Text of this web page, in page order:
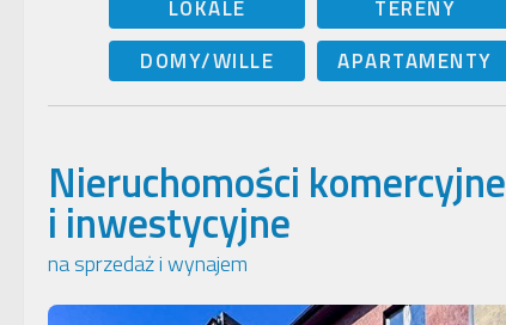
LOKALE
TERENY
DOMY/WILLE
APARTAMENTY
Nieruchomości komercyjne
i inwestycyjne
na sprzedaż i wynajem